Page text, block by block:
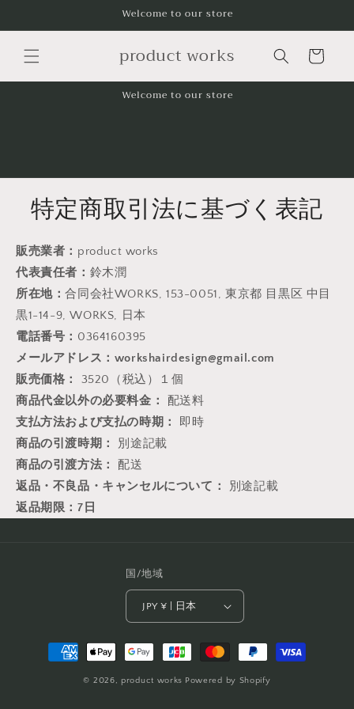
進む
Welcome to our store
product works
カ
ー
Welcome to our store
特定商取引法に基づく表記
販売業者： product works
代表責任者： 鈴木潤
所在地：合同会社WORKS, 153-0051, 東京都 目黒区 中目
黒1-14-9, WORKS, 日本
電話番号： 0364160395
メールアドレス：workshairdesign@gmail.com
販売価格：
3520（税込）１個
商品代金以外の必要料金：
配送料
支払方法および支払の時期：
即時
商品の引渡時期：
別途記載
商品の引渡方法：
配送
返品・不良品・キャンセルについて：
別途記載
返品期限：7日
国/地域
JPY ¥ | 日本
決
済
© 2026, product works Powered by Shopify